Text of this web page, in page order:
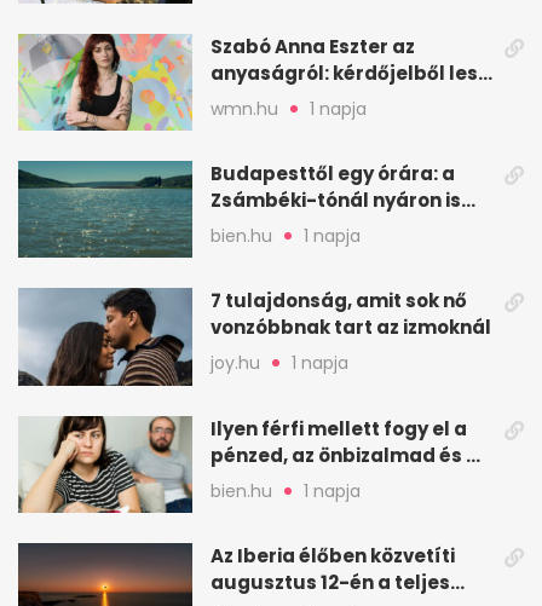
Szabó Anna Eszter az
anyaságról: kérdőjelből lesz
valaha felkiáltójel?
wmn.hu 1 napja
Budapesttől egy órára: a
Zsámbéki-tónál nyáron is
van hely
bien.hu 1 napja
7 tulajdonság, amit sok nő
vonzóbbnak tart az izmoknál
joy.hu 1 napja
Ilyen férfi mellett fogy el a
pénzed, az önbizalmad és a
nyugalmad
bien.hu 1 napja
Az Iberia élőben közvetíti
augusztus 12-én a teljes